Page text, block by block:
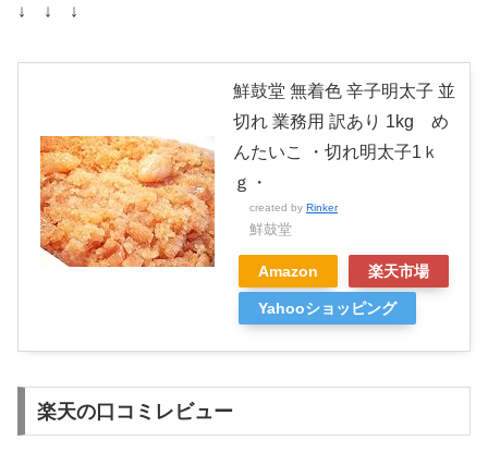
↓ ↓ ↓
鮮鼓堂 無着色 辛子明太子 並
切れ 業務用 訳あり 1kg め
んたいこ ・切れ明太子1ｋ
ｇ・
created by Rinker
鮮鼓堂
Amazon 楽天市場
Yahooショッピング
楽天の口コミレビュー